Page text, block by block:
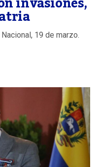
19 de marzo.